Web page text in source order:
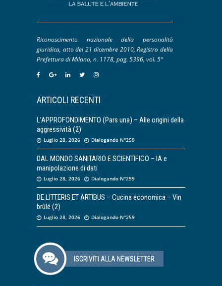
Riconoscimento nazionale della personalità
giuridica, atto del 21 dicembre 2010, Registro della
Prefettura di Milano, n. 1178, pag. 5396, vol. 5°
ARTICOLI RECENTI
L’APPROFONDIMENTO (Pars una) – Alle origini della
aggressività (2)
Luglio 28, 2026 Dialogando N°259
DAL MONDO SANITARIO E SCIENTIFICO – IA e
manipolazione di dati
Luglio 28, 2026 Dialogando N°259
DE LITTERIS ET ARTIBUS – Cucina economica – Vin
brûlé (2)
Luglio 28, 2026 Dialogando N°259
ISCRIVITI ALLA NEWSLETTER